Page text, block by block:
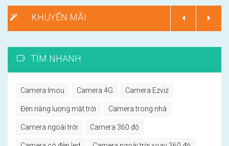
KHUYẾN MÃI
TÌM NHANH
Camera Imou Camera 4G Camera Ezviz
Đèn năng lượng mặt trời Camera trong nhà
Camera ngoài trời Camera 360 độ